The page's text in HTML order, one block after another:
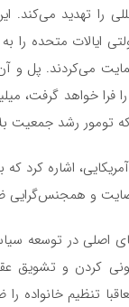
را تهدید
ایالات متحده را
می‌کردند. پل
قحطی جهان را فرا
تومور رشد جمعیت
وکیل آمریکایی،
و
در توسعه
قانونی کردن و
تنظیم خانواده